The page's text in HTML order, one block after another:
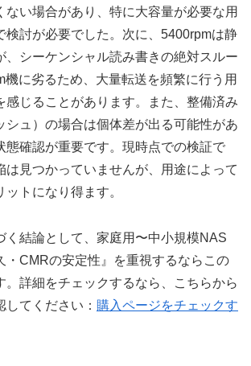
ない場合があり、特に大容量が必要な用
検討が必要でした。次に、5400rpmは静
、シーケンシャル読み書きの絶対スルー
機に劣るため、大量転送を頻繁に行う用
感じることがあります。また、整備済み
シュ）の場合は個体差が出る可能性があ
態確認が重要です。現時点での検証で
は見つかっていませんが、用途によって
トになり得ます。
く結論として、家庭用〜中小規模NAS
・CMRの安定性』を重視するならこの
。詳細をチェックするなら、こちらから
てください： 購入ページをチェックす